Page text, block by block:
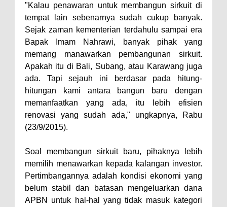
"Kalau penawaran untuk membangun sirkuit di
tempat lain sebenarnya sudah cukup banyak.
Sejak zaman kementerian terdahulu sampai era
Bapak Imam Nahrawi, banyak pihak yang
memang manawarkan pembangunan sirkuit.
Apakah itu di Bali, Subang, atau Karawang juga
ada. Tapi sejauh ini berdasar pada hitung-
hitungan kami antara bangun baru dengan
memanfaatkan yang ada, itu lebih efisien
renovasi yang sudah ada," ungkapnya, Rabu
(23/9/2015).
Soal membangun sirkuit baru, pihaknya lebih
memilih menawarkan kepada kalangan investor.
Pertimbangannya adalah kondisi ekonomi yang
belum stabil dan batasan mengeluarkan dana
APBN untuk hal-hal yang tidak masuk kategori